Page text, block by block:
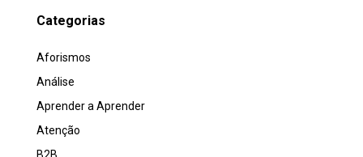
Categorias
Aforismos
Análise
Aprender a Aprender
Atenção